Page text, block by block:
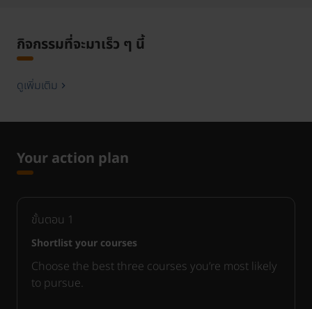
กิจกรรมที่จะมาเร็ว ๆ นี้
ดูเพิ่มเติม
Your action plan
ขั้นตอน 1
Shortlist your courses
Choose the best three courses you’re most likely
to pursue.